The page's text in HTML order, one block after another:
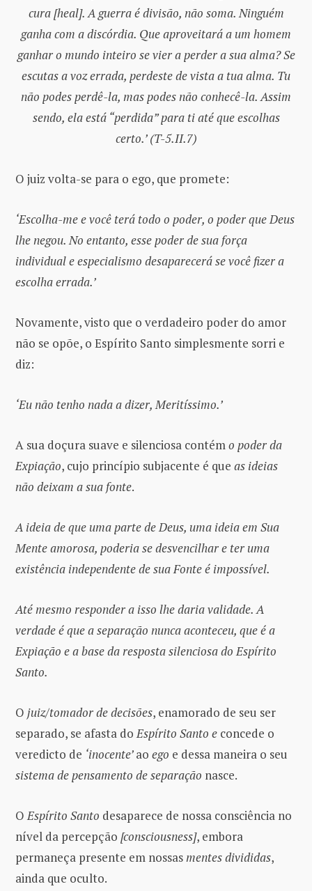
cura [heal]. A guerra é divisão, não soma. Ninguém
ganha com a discórdia. Que aproveitará a um homem
ganhar o mundo inteiro se vier a perder a sua alma? Se
escutas a voz errada, perdeste de vista a tua alma. Tu
não podes perdê-la, mas podes não conhecê-la. Assim
sendo, ela está “perdida” para ti até que escolhas
certo.’ (T-5.II.7)
O juiz volta-se para o ego, que promete:
‘Escolha-me e você terá todo o poder, o poder que Deus
lhe negou. No entanto, esse poder de sua força
individual e especialismo desaparecerá se você fizer a
escolha errada.’
Novamente, visto que o verdadeiro poder do amor
não se opõe, o Espírito Santo simplesmente sorri e
diz:
‘Eu não tenho nada a dizer, Meritíssimo.’
A sua doçura suave e silenciosa contémo poder da
Expiação, cujo princípio subjacente é que as ideias
não deixam a sua fonte.
A ideia de que uma parte de Deus, uma ideia em Sua
Mente amorosa, poderia se desvencilhar e ter uma
existência independente de sua Fonte é impossível.
Até mesmo responder a isso lhe daria validade. A
verdade é que a separação nunca aconteceu, que é a
Expiação e a base da resposta silenciosa do Espírito
Santo.
O juiz/tomador de decisões, enamorado de seu ser
separado, se afasta doEspírito Santo e concede o
veredicto de ‘inocente’ao ego e dessa maneira o seu
sistema de pensamento de separação nasce.
OEspírito Santo desaparece de nossa consciência no
nível da percepção [consciousness], embora
permaneça presente em nossasmentes divididas,
ainda que oculto.